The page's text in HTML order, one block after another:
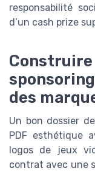
responsabilité
d’un cash prize
Construire
des
Un bon dossier
PDF esthétique
logos de jeux
contrat avec une